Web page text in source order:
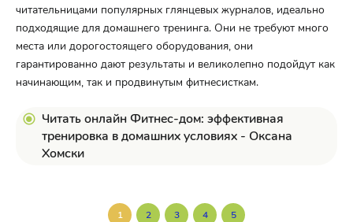
читательницами популярных глянцевых журналов, идеально
подходящие для домашнего тренинга. Они не требуют много
места или дорогостоящего оборудования, они
гарантированно дают результаты и великолепно подойдут как
начинающим, так и продвинутым фитнесисткам.
Читать онлайн Фитнес-дом: эффективная
тренировка в домашних условиях - Оксана
Хомски
1 2 3 4 5